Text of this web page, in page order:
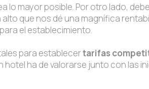
lo mayor posible. Por otro lado,
que nos dé una magnífica
el establecimiento.
para establecertarifas
ha de valorarse junto con las